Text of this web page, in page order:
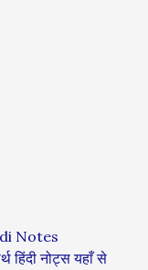
Notes
हिंदी नोट्स यहाँ से